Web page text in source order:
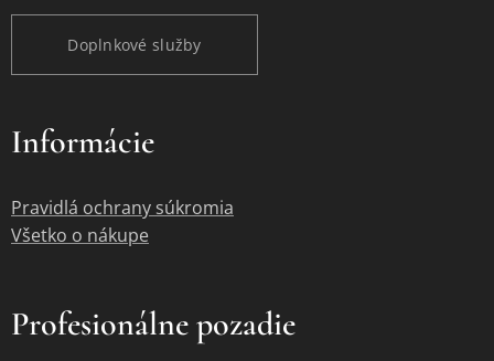
Doplnkové služby
Informácie
Pravidlá ochrany súkromia
Všetko o nákupe
Profesionálne pozadie